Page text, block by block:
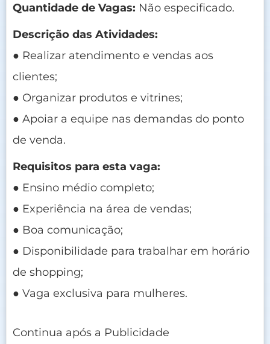
Quantidade de Vagas: Não especificado.
Descrição das Atividades:
● Realizar atendimento e vendas aos
clientes;
● Organizar produtos e vitrines;
● Apoiar a equipe nas demandas do ponto
de venda.
Requisitos para esta vaga:
● Ensino médio completo;
● Experiência na área de vendas;
● Boa comunicação;
● Disponibilidade para trabalhar em horário
de shopping;
● Vaga exclusiva para mulheres.
Continua após a Publicidade